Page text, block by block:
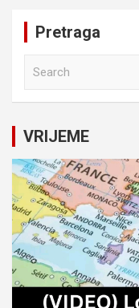
Pretraga
c
VRIJEME